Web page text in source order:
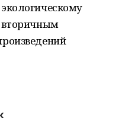
вторичным